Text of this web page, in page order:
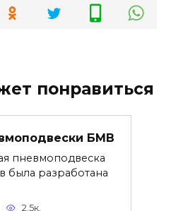
понравиться
БМВ
пневмоподвеска
была разработана
2,5к.